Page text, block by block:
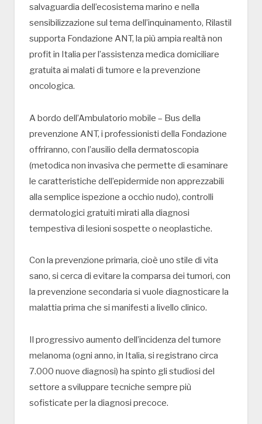
salvaguardia dell’ecosistema marino e nella
sensibilizzazione sul tema dell’inquinamento, Rilastil
supporta Fondazione ANT, la più ampia realtà non
profit in Italia per l’assistenza medica domiciliare
gratuita ai malati di tumore e la prevenzione
oncologica.
A bordo dell’Ambulatorio mobile – Bus della
prevenzione ANT, i professionisti della Fondazione
offriranno, con l’ausilio della dermatoscopia
(metodica non invasiva che permette di esaminare
le caratteristiche dell’epidermide non apprezzabili
alla semplice ispezione a occhio nudo), controlli
dermatologici gratuiti mirati alla diagnosi
tempestiva di lesioni sospette o neoplastiche.
Con la prevenzione primaria, cioè uno stile di vita
sano, si cerca di evitare la comparsa dei tumori, con
la prevenzione secondaria si vuole diagnosticare la
malattia prima che si manifesti a livello clinico.
Il progressivo aumento dell’incidenza del tumore
melanoma (ogni anno, in Italia, si registrano circa
7.000 nuove diagnosi) ha spinto gli studiosi del
settore a sviluppare tecniche sempre più
sofisticate per la diagnosi precoce.